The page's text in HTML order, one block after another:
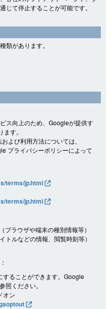
じて停止することが可能です。
類があります。
ス向上のため、Googleが提供す
す。
よび利用方法については、
プライバシーポリシーによって
terms/jp.html
terms/jp.html
ブラウザや端末の種別情報等）
トルなどの情報、閲覧時刻等）
ることができます。Google
照ください。
オン